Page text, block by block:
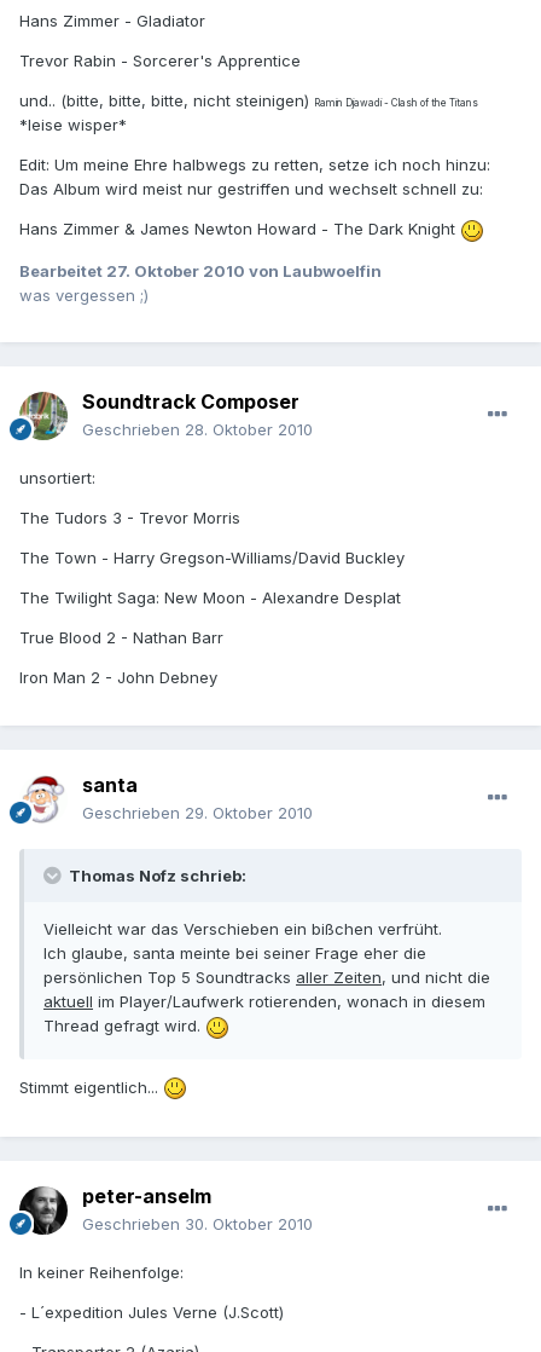
Hans Zimmer - Gladiator
Trevor Rabin - Sorcerer's Apprentice
und.. (bitte, bitte, bitte, nicht steinigen) Ramin Djawadi - Clash of the Titans
*leise wisper*
Edit: Um meine Ehre halbwegs zu retten, setze ich noch hinzu:
Das Album wird meist nur gestriffen und wechselt schnell zu:
Hans Zimmer & James Newton Howard - The Dark Knight
Bearbeitet 27. Oktober 2010 von Laubwoelfin
was vergessen ;)
Soundtrack Composer
Geschrieben 28. Oktober 2010
unsortiert:
The Tudors 3 - Trevor Morris
The Town - Harry Gregson-Williams/David Buckley
The Twilight Saga: New Moon - Alexandre Desplat
True Blood 2 - Nathan Barr
Iron Man 2 - John Debney
santa
Geschrieben 29. Oktober 2010
Thomas Nofz schrieb:
Vielleicht war das Verschieben ein bißchen verfrüht.
Ich glaube, santa meinte bei seiner Frage eher die
persönlichen Top 5 Soundtracks aller Zeiten, und nicht die
aktuell im Player/Laufwerk rotierenden, wonach in diesem
Thread gefragt wird.
Stimmt eigentlich...
peter-anselm
Geschrieben 30. Oktober 2010
In keiner Reihenfolge:
- L´expedition Jules Verne (J.Scott)